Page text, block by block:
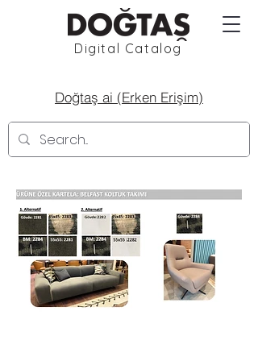
Digital Catalog
Doğtaş ai (Erken Erişim)